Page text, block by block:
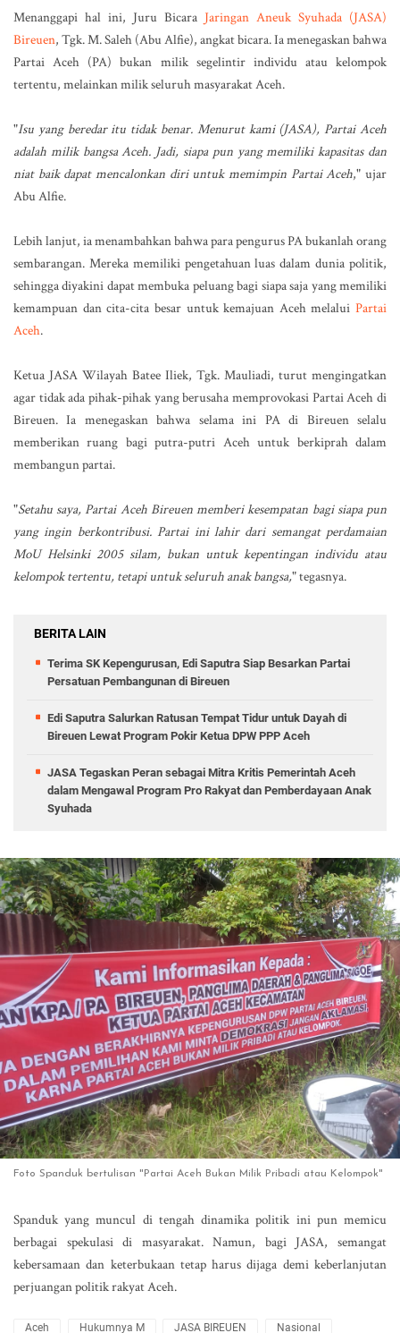
Menanggapi hal ini, Juru Bicara Jaringan Aneuk Syuhada (JASA)
Bireuen, Tgk. M. Saleh (Abu Alfie), angkat bicara. Ia menegaskan bahwa
Partai Aceh (PA) bukan milik segelintir individu atau kelompok
tertentu, melainkan milik seluruh masyarakat Aceh.
"Isu yang beredar itu tidak benar. Menurut kami (JASA), Partai Aceh
adalah milik bangsa Aceh. Jadi, siapa pun yang memiliki kapasitas dan
niat baik dapat mencalonkan diri untuk memimpin Partai Aceh," ujar
Abu Alfie.
Lebih lanjut, ia menambahkan bahwa para pengurus PA bukanlah orang
sembarangan. Mereka memiliki pengetahuan luas dalam dunia politik,
sehingga diyakini dapat membuka peluang bagi siapa saja yang memiliki
kemampuan dan cita-cita besar untuk kemajuan Aceh melalui Partai
Aceh.
Ketua JASA Wilayah Batee Iliek, Tgk. Mauliadi, turut mengingatkan
agar tidak ada pihak-pihak yang berusaha memprovokasi Partai Aceh di
Bireuen. Ia menegaskan bahwa selama ini PA di Bireuen selalu
memberikan ruang bagi putra-putri Aceh untuk berkiprah dalam
membangun partai.
"Setahu saya, Partai Aceh Bireuen memberi kesempatan bagi siapa pun
yang ingin berkontribusi. Partai ini lahir dari semangat perdamaian
MoU Helsinki 2005 silam, bukan untuk kepentingan individu atau
kelompok tertentu, tetapi untuk seluruh anak bangsa,"tegasnya.
BERITA LAIN
Terima SK Kepengurusan, Edi Saputra Siap Besarkan Partai
Persatuan Pembangunan di Bireuen
Edi Saputra Salurkan Ratusan Tempat Tidur untuk Dayah di
Bireuen Lewat Program Pokir Ketua DPW PPP Aceh
JASA Tegaskan Peran sebagai Mitra Kritis Pemerintah Aceh
dalam Mengawal Program Pro Rakyat dan Pemberdayaan Anak
Syuhada
Foto Spanduk bertulisan "Partai Aceh Bukan Milik Pribadi atau Kelompok"
Spanduk yang muncul di tengah dinamika politik ini pun memicu
berbagai spekulasi di masyarakat. Namun, bagi JASA, semangat
kebersamaan dan keterbukaan tetap harus dijaga demi keberlanjutan
perjuangan politik rakyat Aceh.
Aceh Hukumnya M JASA BIREUEN Nasional